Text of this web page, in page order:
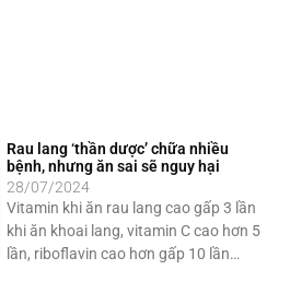
Rau lang ‘thần dược’ chữa nhiều
bệnh, nhưng ăn sai sẽ nguy hại
28/07/2024
Vitamin khi ăn rau lang cao gấp 3 lần
khi ăn khoai lang, vitamin C cao hơn 5
lần, riboflavin cao hơn gấp 10 lần…